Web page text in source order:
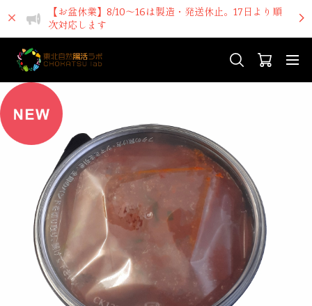
【お盆休業】8/10～16は製造・発送休止。17日より順
次対応します